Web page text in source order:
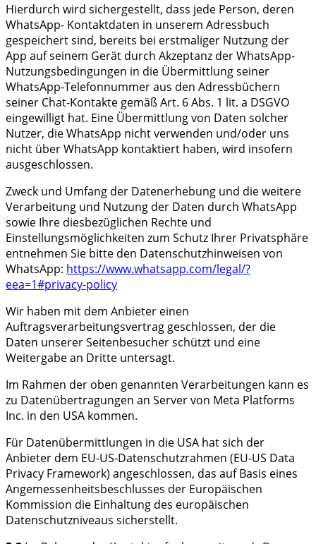
Hierdurch wird sichergestellt, dass jede Person, deren
WhatsApp- Kontaktdaten in unserem Adressbuch
gespeichert sind, bereits bei erstmaliger Nutzung der
App auf seinem Gerät durch Akzeptanz der WhatsApp-
Nutzungsbedingungen in die Übermittlung seiner
WhatsApp-Telefonnummer aus den Adressbüchern
seiner Chat-Kontakte gemäß Art. 6 Abs. 1 lit. a DSGVO
eingewilligt hat. Eine Übermittlung von Daten solcher
Nutzer, die WhatsApp nicht verwenden und/oder uns
nicht über WhatsApp kontaktiert haben, wird insofern
ausgeschlossen.
Zweck und Umfang der Datenerhebung und die weitere
Verarbeitung und Nutzung der Daten durch WhatsApp
sowie Ihre diesbezüglichen Rechte und
Einstellungsmöglichkeiten zum Schutz Ihrer Privatsphäre
entnehmen Sie bitte den Datenschutzhinweisen von
WhatsApp: https://www.whatsapp.com/legal/?
eea=1#privacy-policy
Wir haben mit dem Anbieter einen
Auftragsverarbeitungsvertrag geschlossen, der die
Daten unserer Seitenbesucher schützt und eine
Weitergabe an Dritte untersagt.
Im Rahmen der oben genannten Verarbeitungen kann es
zu Datenübertragungen an Server von Meta Platforms
Inc. in den USA kommen.
Für Datenübermittlungen in die USA hat sich der
Anbieter dem EU-US-Datenschutzrahmen (EU-US Data
Privacy Framework) angeschlossen, das auf Basis eines
Angemessenheitsbeschlusses der Europäischen
Kommission die Einhaltung des europäischen
Datenschutzniveaus sicherstellt.